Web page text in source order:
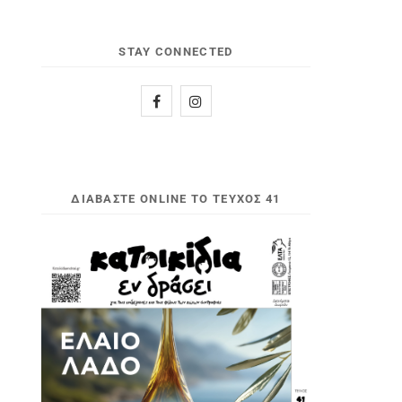
STAY CONNECTED
ΔΙΑΒΆΣΤΕ ONLINE ΤΟ ΤΕΎΧΟΣ 41